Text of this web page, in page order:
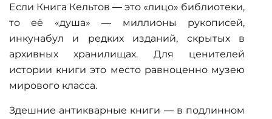
Если Книга Кельтов — это «лицо» библиотеки,
то её «душа» — миллионы рукописей,
инкунабул и редких изданий, скрытых в
архивных хранилищах. Для ценителей
истории книги это место равноценно музею
мирового класса.
Здешниеантикварные книги — в подлинном